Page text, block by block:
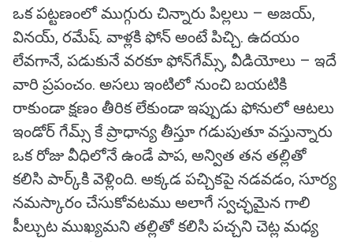
ఒక పట్టణంలో ముగ్గురు చిన్నారు పిల్లలు – అజయ్,
వినయ్, రమేష్. వాళ్లకి ఫోన్ అంటే పిచ్చి. ఉదయం
లేవగానే, పడుకునే వరకూ ఫోన్‌గేమ్స్, వీడియోలు – ఇదే
వారి ప్రపంచం. అసలు ఇంటిలో నుంచి బయటికి
రాకుండా క్షణం తీరిక లేకుండా ఇప్పుడు ఫోనులో ఆటలు
ఇండోర్ గేమ్స్ కే ప్రాధాన్య తీస్తూ గడుపుతూ వస్తున్నారు
ఒక రోజు వీధిలోనే ఉండే పాప, అన్విత తన తల్లితో
కలిసి పార్క్‌కి వెళ్లింది. అక్కడ పచ్చికపై నడవడం, సూర్య
నమస్కారం చేసుకోవటము అలాగే స్వచ్ఛమైన గాలి
పీల్చుట ముఖ్యమని తల్లితో కలిసి పచ్చని చెట్ల మధ్య